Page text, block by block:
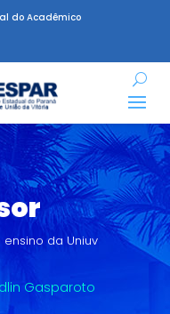
do Acadêmico
da Uniuv
Gasparoto